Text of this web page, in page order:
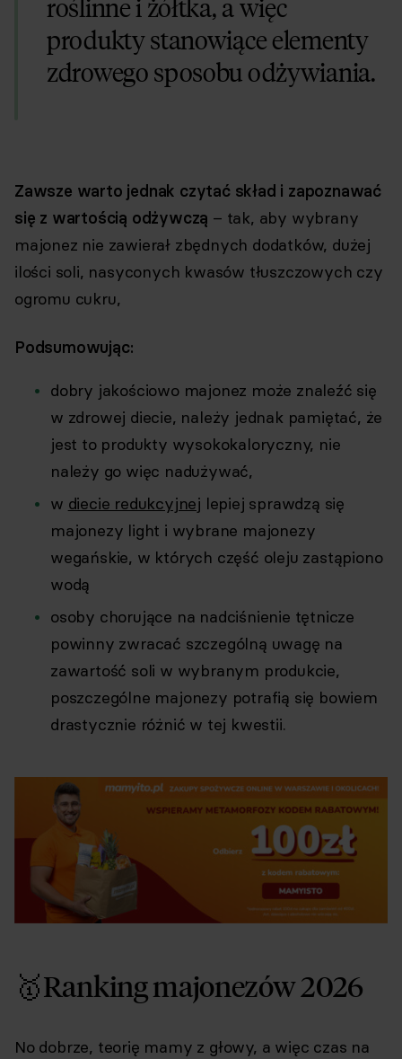
roślinne i żółtka, a więc
produkty stanowiące elementy
zdrowego sposobu odżywiania.
Zawsze warto jednak czytać skład i zapoznawać
się z wartością odżywczą – tak, aby wybrany
majonez nie zawierał zbędnych dodatków, dużej
ilości soli, nasyconych kwasów tłuszczowych czy
ogromu cukru,
Podsumowując:
dobry jakościowo majonez może znaleźć się
w zdrowej diecie, należy jednak pamiętać, że
jest to produkty wysokokaloryczny, nie
należy go więc nadużywać,
w diecie redukcyjnej lepiej sprawdzą się
majonezy light i wybrane majonezy
wegańskie, w których część oleju zastąpiono
wodą
osoby chorujące na nadciśnienie tętnicze
powinny zwracać szczególną uwagę na
zawartość soli w wybranym produkcie,
poszczególne majonezy potrafią się bowiem
drastycznie różnić w tej kwestii.
🥇Ranking majonezów 2026
No dobrze, teorię mamy z głowy, a więc czas na